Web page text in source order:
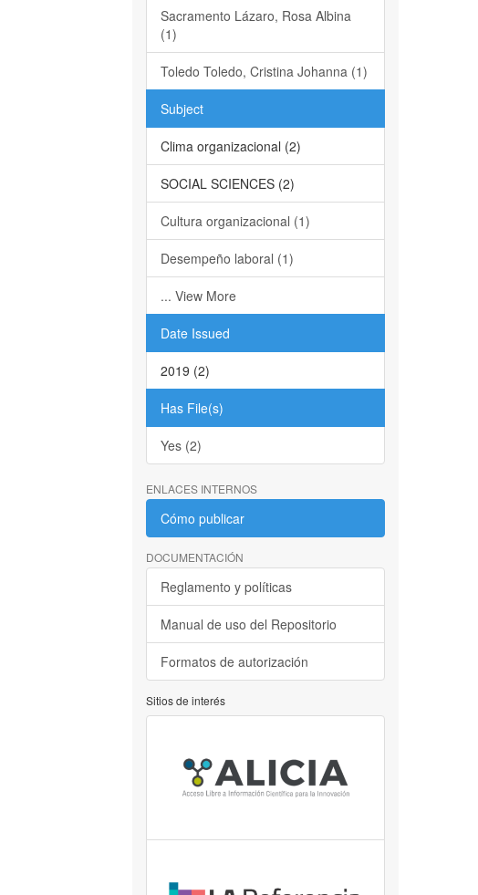
Sacramento Lázaro, Rosa Albina
(1)
Toledo Toledo, Cristina Johanna (1)
Subject
Clima organizacional (2)
SOCIAL SCIENCES (2)
Cultura organizacional (1)
Desempeño laboral (1)
... View More
Date Issued
2019 (2)
Has File(s)
Yes (2)
ENLACES INTERNOS
Cómo publicar
DOCUMENTACIÓN
Reglamento y políticas
Manual de uso del Repositorio
Formatos de autorización
Sitios de interés